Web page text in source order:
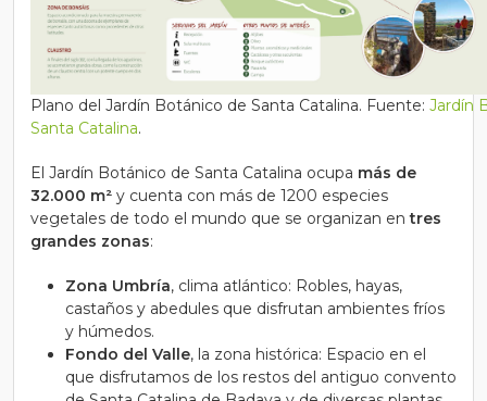
Plano del Jardín Botánico de Santa Catalina. Fuente: Jardín
Santa Catalina.
El Jardín Botánico de Santa Catalina ocupa más de
32.000 m² y cuenta con más de 1200 especies
vegetales de todo el mundo que se organizan entres
grandes zonas:
Zona Umbría, clima atlántico: Robles, hayas,
castaños y abedules que disfrutan ambientes fríos
y húmedos.
Fondo del Valle, la zona histórica: Espacio en el
que disfrutamos de los restos del antiguo convento